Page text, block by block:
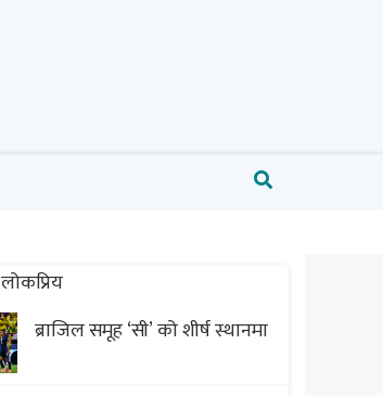
लोकप्रिय
ब्राजिल समूह ‘सी’ को शीर्ष स्थानमा